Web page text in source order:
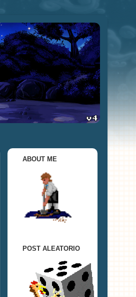
ABOUT ME
POST ALEATORIO